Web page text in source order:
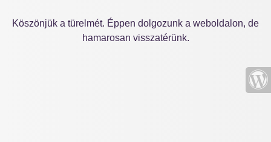
Köszönjük a türelmét. Éppen dolgozunk a weboldalon, de
hamarosan visszatérünk.